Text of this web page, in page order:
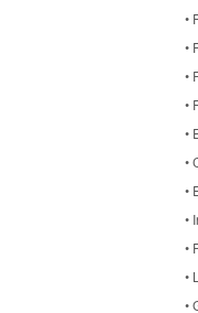
•
•
•
•
•
•
•
•
•
•
•